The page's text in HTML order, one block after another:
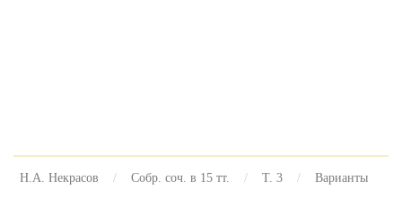
Н.А. Некрасов Собр. соч. в 15 тт. Т. 3 Варианты